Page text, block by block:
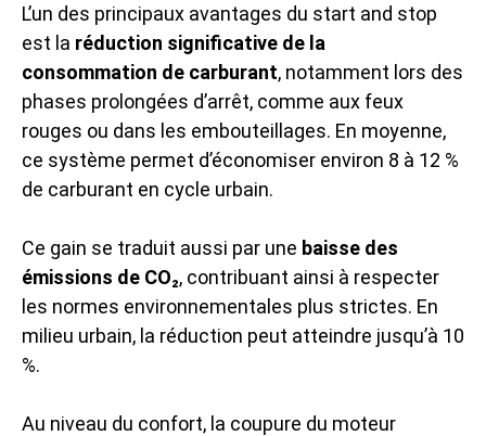
L’un des principaux avantages du start and stop
est la réduction significative de la
consommation de carburant, notamment lors des
phases prolongées d’arrêt, comme aux feux
rouges ou dans les embouteillages. En moyenne,
ce système permet d’économiser environ 8 à 12 %
de carburant en cycle urbain.
Ce gain se traduit aussi par une baisse des
émissions de CO₂, contribuant ainsi à respecter
les normes environnementales plus strictes. En
milieu urbain, la réduction peut atteindre jusqu’à 10
%.
Au niveau du confort, la coupure du moteur